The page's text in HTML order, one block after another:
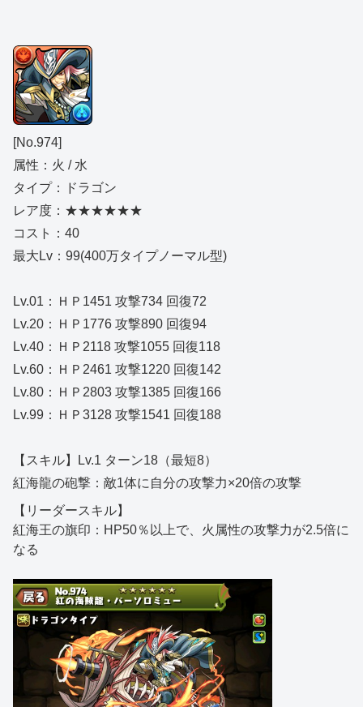
[No.974]
属性：火 / 水
タイプ：ドラゴン
レア度：★★★★★★
コスト：40
最大Lv：99(400万タイプノーマル型)
Lv.01：ＨＰ1451 攻撃734 回復72
Lv.20：ＨＰ1776 攻撃890 回復94
Lv.40：ＨＰ2118 攻撃1055 回復118
Lv.60：ＨＰ2461 攻撃1220 回復142
Lv.80：ＨＰ2803 攻撃1385 回復166
Lv.99：ＨＰ3128 攻撃1541 回復188
【スキル】Lv.1 ターン18（最短8）
紅海龍の砲撃：敵1体に自分の攻撃力×20倍の攻撃
【リーダースキル】
紅海王の旗印：HP50％以上で、火属性の攻撃力が2.5倍に
なる